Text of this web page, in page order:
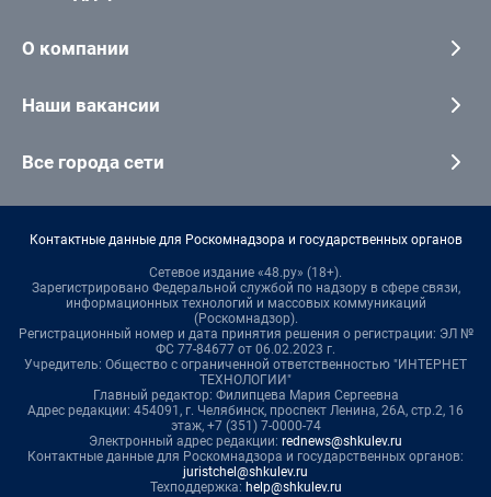
О компании
Наши вакансии
Все города сети
Контактные данные для Роскомнадзора и государственных органов
Сетевое издание «48.ру» (18+).
Зарегистрировано Федеральной службой по надзору в сфере связи,
информационных технологий и массовых коммуникаций
(Роскомнадзор).
Регистрационный номер и дата принятия решения о регистрации: ЭЛ №
ФС 77-84677 от 06.02.2023 г.
Учредитель: Общество с ограниченной ответственностью "ИНТЕРНЕТ
ТЕХНОЛОГИИ"
Главный редактор: Филипцева Мария Сергеевна
Адрес редакции: 454091, г. Челябинск, проспект Ленина, 26А, стр.2, 16
этаж, +7 (351) 7-0000-74
Электронный адрес редакции: rednews@shkulev.ru
Контактные данные для Роскомнадзора и государственных органов:
juristchel@shkulev.ru
Техподдержка: help@shkulev.ru